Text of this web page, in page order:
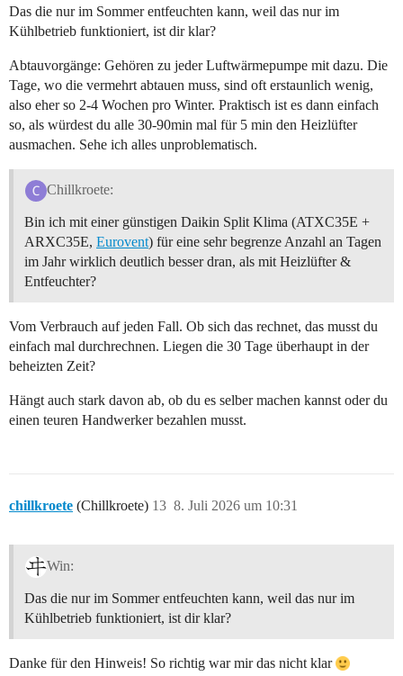
Das die nur im Sommer entfeuchten kann, weil das nur im
Kühlbetrieb funktioniert, ist dir klar?
Abtauvorgänge: Gehören zu jeder Luftwärmepumpe mit dazu. Die
Tage, wo die vermehrt abtauen muss, sind oft erstaunlich wenig,
also eher so 2-4 Wochen pro Winter. Praktisch ist es dann einfach
so, als würdest du alle 30-90min mal für 5 min den Heizlüfter
ausmachen. Sehe ich alles unproblematisch.
Chillkroete:
Bin ich mit einer günstigen Daikin Split Klima (ATXC35E +
ARXC35E, Eurovent) für eine sehr begrenze Anzahl an Tagen
im Jahr wirklich deutlich besser dran, als mit Heizlüfter &
Entfeuchter?
Vom Verbrauch auf jeden Fall. Ob sich das rechnet, das musst du
einfach mal durchrechnen. Liegen die 30 Tage überhaupt in der
beheizten Zeit?
Hängt auch stark davon ab, ob du es selber machen kannst oder du
einen teuren Handwerker bezahlen musst.
chillkroete (Chillkroete) 8. Juli 2026 um 10:31
13
Win:
Das die nur im Sommer entfeuchten kann, weil das nur im
Kühlbetrieb funktioniert, ist dir klar?
Danke für den Hinweis! So richtig war mir das nicht klar